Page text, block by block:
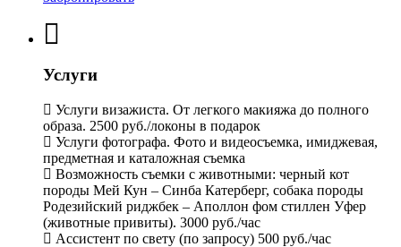
Услуги
Услуги визажиста. От легкого макияжа до полного
образа. 2500 руб./локоны в подарок
Услуги фотографа. Фото и видеосъемка, имиджевая,
предметная и каталожная съемка
Возможность съемки с животными: черный кот
породы Мей Кун – Синба Катерберг, собака породы
Родезийский риджбек – Аполлон фом стиллен Уфер
(животные привиты). 3000 руб./час
Ассистент по свету (по запросу) 500 руб./час